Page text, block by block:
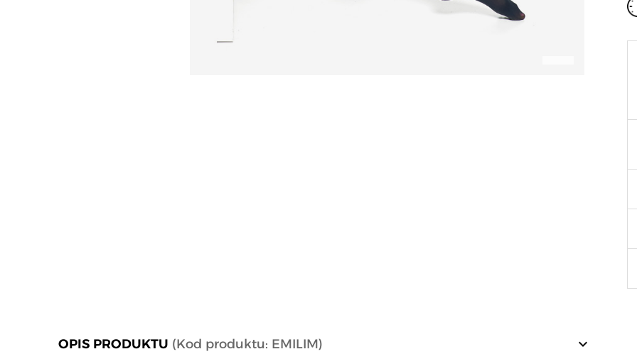
keyboard_arrow_down
OPIS PRODUKTU (Kod produktu: EMILIM)